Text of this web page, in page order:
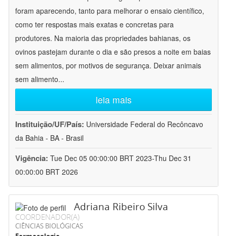
foram aparecendo, tanto para melhorar o ensaio científico,
como ter respostas mais exatas e concretas para
produtores. Na maioria das propriedades bahianas, os
ovinos pastejam durante o dia e são presos a noite em baias
sem alimentos, por motivos de segurança. Deixar animais
sem alimento...
leia mais
Instituição/UF/País: Universidade Federal do Recôncavo
da Bahia - BA - Brasil
Vigência: Tue Dec 05 00:00:00 BRT 2023-Thu Dec 31
00:00:00 BRT 2026
Adriana Ribeiro Silva
COORDENADOR(A)
CIÊNCIAS BIOLÓGICAS